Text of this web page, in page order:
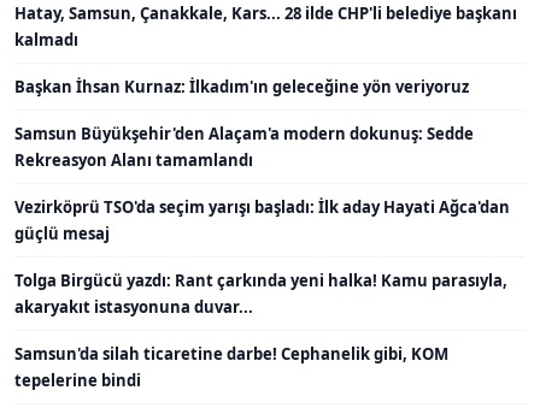
Hatay, Samsun, Çanakkale, Kars... 28 ilde CHP'li belediye başkanı
kalmadı
Başkan İhsan Kurnaz: İlkadım'ın geleceğine yön veriyoruz
Samsun Büyükşehir'den Alaçam'a modern dokunuş: Sedde
Rekreasyon Alanı tamamlandı
Vezirköprü TSO'da seçim yarışı başladı: İlk aday Hayati Ağca'dan
güçlü mesaj
Tolga Birgücü yazdı: Rant çarkında yeni halka! Kamu parasıyla,
akaryakıt istasyonuna duvar...
Samsun'da silah ticaretine darbe! Cephanelik gibi, KOM
tepelerine bindi